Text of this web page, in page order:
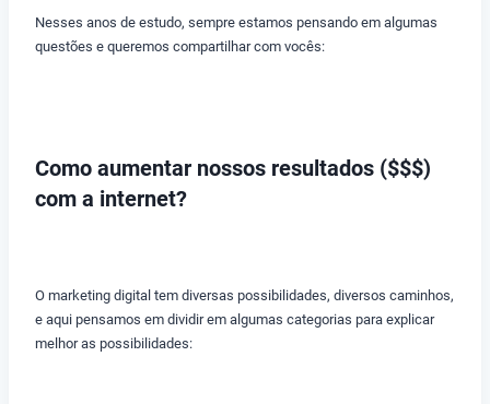
Nesses anos de estudo, sempre estamos pensando em algumas
questões e queremos compartilhar com vocês:
Como aumentar nossos resultados ($$$)
com a internet?
O marketing digital tem diversas possibilidades, diversos caminhos,
e aqui pensamos em dividir em algumas categorias para explicar
melhor as possibilidades: